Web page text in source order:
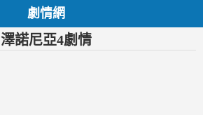
劇情網
澤諾尼亞4劇情